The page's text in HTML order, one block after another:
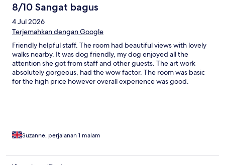
8/10 Sangat bagus
4 Jul 2026
Terjemahkan dengan Google
Friendly helpful staff. The room had beautiful views with lovely
walks nearby. It was dog friendly, my dog enjoyed all the
attention she got from staff and other guests. The art work
absolutely gorgeous, had the wow factor. The room was basic
for the high price however overall experience was good.
Suzanne, perjalanan 1 malam